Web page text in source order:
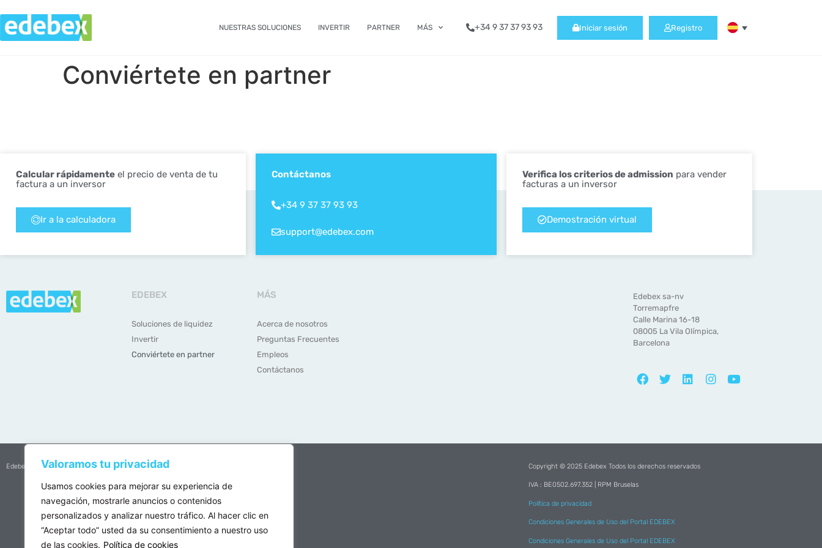
Valoramos tu privacidad
Usamos cookies para mejorar su experiencia de
navegación, mostrarle anuncios o contenidos
personalizados y analizar nuestro tráfico. Al hacer clic en
“Aceptar todo” usted da su consentimiento a nuestro uso
de las cookies. Política de cookies
NUESTRAS SOLUCIONES INVERTIR PARTNER MÁS +34 9 37 37 93 93 Iniciar sesión Registro
Conviértete en partner
Calcular rápidamente el precio de venta de tu
factura a un inversor
Ir a la calculadora
Contáctanos
+34 9 37 37 93 93
support@edebex.com
Verifica los criterios de admission para vender
facturas a un inversor
Demostración virtual
EDEBEX
Soluciones de liquidez
Invertir
Conviértete en partner
MÁS
Acerca de nosotros
Preguntas Frecuentes
Empleos
Contáctanos
Edebex sa-nv
Torremapfre
Calle Marina 16-18
08005 La Vila Olímpica,
Barcelona
Edebex es una entidad constituida bajo la legislación belga. Copyright © 2025 Edebex Todos los derechos reservados
IVA : BE0502.697.352 | RPM Bruselas
Política de privacidad
Condiciones Generales de Uso del Portal EDEBEX
Condiciones Generales de Uso del Portal EDEBEX